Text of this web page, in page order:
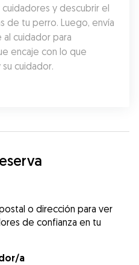
y descubrir el
de tu perro. Luego, envía
cuidador para
encaje con lo que
cuidador.
o dirección para ver
de confianza en tu
a